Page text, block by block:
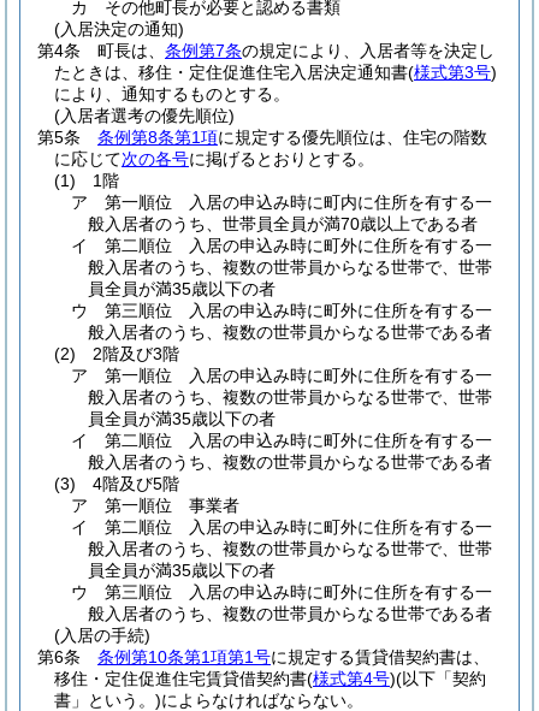
カ
その他町長が必要と認める書類
(入居決定の通知)
第4条
町長は、 条例第7条の規定により、入居者等を決定し
たときは、移住・定住促進住宅入居決定通知書(様式第3号)
により、通知するものとする。
(入居者選考の優先順位)
第5条
条例第8条第1項に規定する優先順位は、住宅の階数
に応じて次の各号に掲げるとおりとする。
(1)
1階
ア
第一順位 入居の申込み時に町内に住所を有する一
般入居者のうち、世帯員全員が満70歳以上である者
イ
第二順位 入居の申込み時に町外に住所を有する一
般入居者のうち、複数の世帯員からなる世帯で、世帯
員全員が満35歳以下の者
ウ
第三順位 入居の申込み時に町外に住所を有する一
般入居者のうち、複数の世帯員からなる世帯である者
(2)
2階及び3階
ア
第一順位 入居の申込み時に町外に住所を有する一
般入居者のうち、複数の世帯員からなる世帯で、世帯
員全員が満35歳以下の者
イ
第二順位 入居の申込み時に町外に住所を有する一
般入居者のうち、複数の世帯員からなる世帯である者
(3)
4階及び5階
ア
第一順位 事業者
イ
第二順位 入居の申込み時に町外に住所を有する一
般入居者のうち、複数の世帯員からなる世帯で、世帯
員全員が満35歳以下の者
ウ
第三順位 入居の申込み時に町外に住所を有する一
般入居者のうち、複数の世帯員からなる世帯である者
(入居の手続)
第6条
条例第10条第1項第1号に規定する賃貸借契約書は、
移住・定住促進住宅賃貸借契約書(様式第4号)(以下「契約
書」という。)によらなければならない。